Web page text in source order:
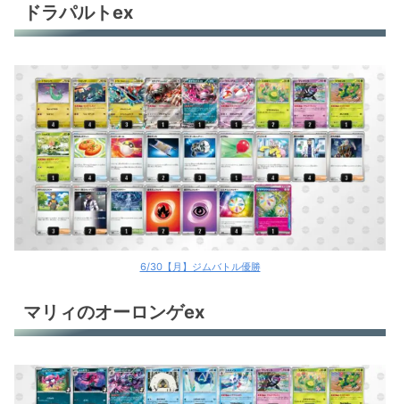
ドラパルトex
6/30【月】ジムバトル優勝
マリィのオーロンゲex